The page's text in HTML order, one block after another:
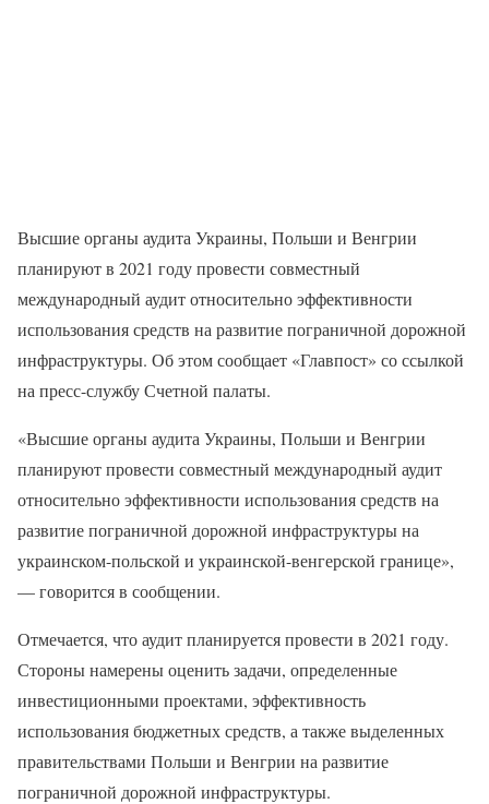
Высшие органы аудита Украины, Польши и Венгрии
планируют в 2021 году провести совместный
международный аудит относительно эффективности
использования средств на развитие пограничной дорожной
инфраструктуры. Об этом сообщает «Главпост» со ссылкой
на пресс-службу Счетной палаты.
«Высшие органы аудита Украины, Польши и Венгрии
планируют провести совместный международный аудит
относительно эффективности использования средств на
развитие пограничной дорожной инфраструктуры на
украинском-польской и украинской-венгерской границе»,
— говорится в сообщении.
Отмечается, что аудит планируется провести в 2021 году.
Стороны намерены оценить задачи, определенные
инвестиционными проектами, эффективность
использования бюджетных средств, а также выделенных
правительствами Польши и Венгрии на развитие
пограничной дорожной инфраструктуры.